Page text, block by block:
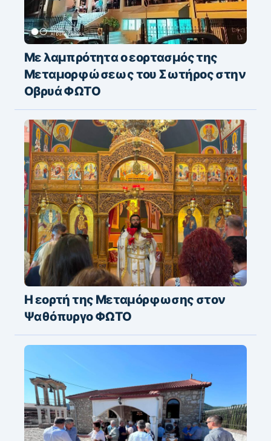
Με λαμπρότητα ο εορτασμός της
Μεταμορφώσεως του Σωτήρος στην
Οβρυά ΦΩΤΟ
Η εορτή της Μεταμόρφωσης στον
Ψαθόπυργο ΦΩΤΟ